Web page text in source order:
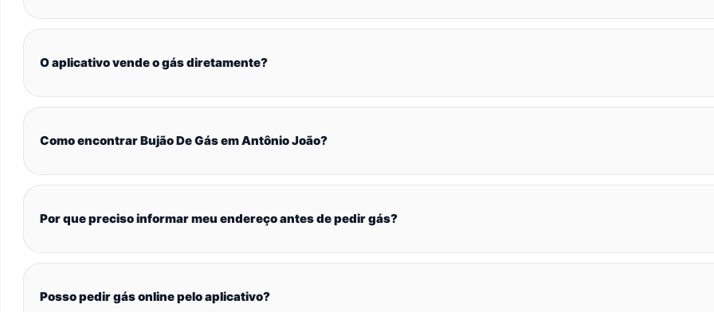
O aplicativo vende o gás diretamente?
Como encontrar Bujão De Gás em Antônio João?
Por que preciso informar meu endereço antes de pedir gás?
Posso pedir gás online pelo aplicativo?